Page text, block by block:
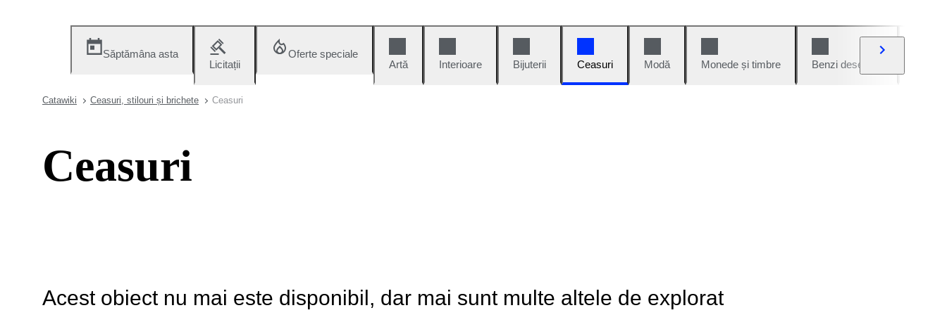
Săptămâna asta
Licitații
Oferte speciale
Artă
Interioare Bijuterii Ceasuri Modă Monede și timbre Benzi desenate
Catawiki Ceasuri, stilouri și brichete Ceasuri
Ceasuri
Acest obiect nu mai este disponibil, dar mai sunt multe altele de explorat